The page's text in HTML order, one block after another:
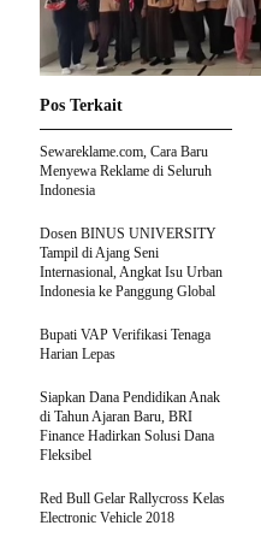
Pos Terkait
Sewareklame.com, Cara Baru
Menyewa Reklame di Seluruh
Indonesia
Dosen BINUS UNIVERSITY
Tampil di Ajang Seni
Internasional, Angkat Isu Urban
Indonesia ke Panggung Global
Bupati VAP Verifikasi Tenaga
Harian Lepas
Siapkan Dana Pendidikan Anak
di Tahun Ajaran Baru, BRI
Finance Hadirkan Solusi Dana
Fleksibel
Red Bull Gelar Rallycross Kelas
Electronic Vehicle 2018